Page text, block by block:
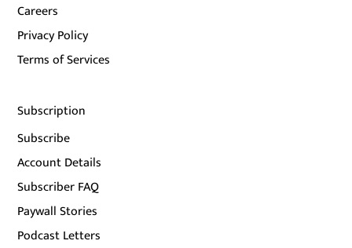
Careers
Privacy Policy
Terms of Services
Subscription
Subscribe
Account Details
Subscriber FAQ
Paywall Stories
Podcast Letters